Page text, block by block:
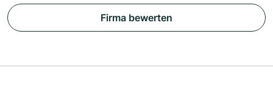
Firma bewerten